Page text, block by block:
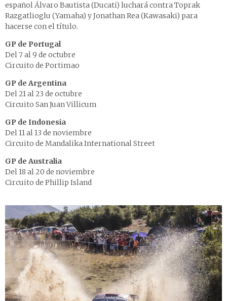
español Álvaro Bautista (Ducati) luchará contra Toprak
Razgatlioglu (Yamaha) y Jonathan Rea (Kawasaki) para
hacerse con el título.
GP de Portugal
Del 7 al 9 de octubre
Circuito de Portimao
GP de Argentina
Del 21 al 23 de octubre
Circuito San Juan Villicum
GP de Indonesia
Del 11 al 13 de noviembre
Circuito de Mandalika International Street
GP de Australia
Del 18 al 20 de noviembre
Circuito de Phillip Island